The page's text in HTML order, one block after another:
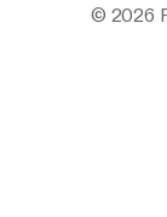
© 2026